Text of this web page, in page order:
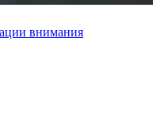
внимания